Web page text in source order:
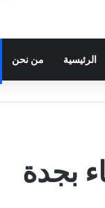
الرئيسية من نحن
بجدة